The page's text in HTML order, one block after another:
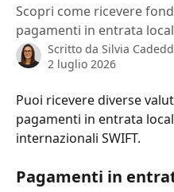
Scopri come ricevere
pagamenti in entrata
Scritto da Silvia
2 luglio 2026
Puoi ricevere diverse
pagamenti in entrata
internazionali SWIFT.
Pagamenti in